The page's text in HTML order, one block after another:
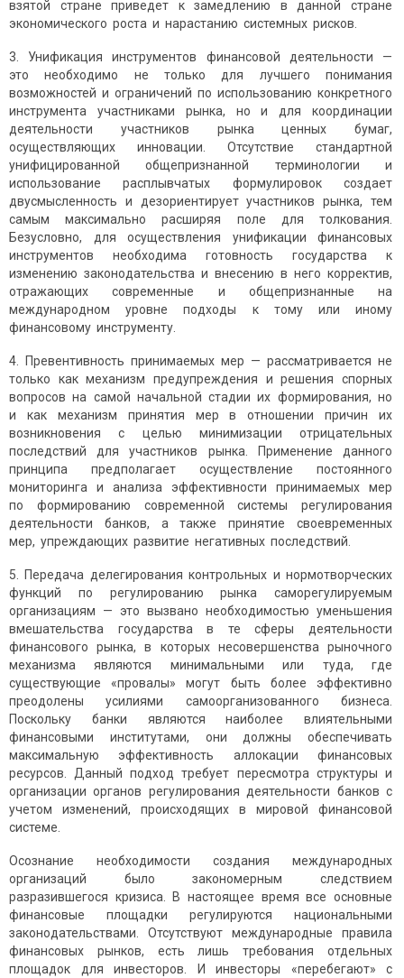
взятой стране приведет к замедлению в данной стране
экономического роста и нарастанию системных рисков.
3. Унификация инструментов финансовой деятельности —
это необходимо не только для лучшего понимания
возможностей и ограничений по использованию конкретного
инструмента участниками рынка, но и для координации
деятельности участников рынка ценных бумаг,
осуществляющих инновации. Отсутствие стандартной
унифицированной общепризнанной терминологии и
использование расплывчатых формулировок создает
двусмысленность и дезориентирует участников рынка, тем
самым максимально расширяя поле для толкования.
Безусловно, для осуществления унификации финансовых
инструментов необходима готовность государства к
изменению законодательства и внесению в него корректив,
отражающих современные и общепризнанные на
международном уровне подходы к тому или иному
финансовому инструменту.
4. Превентивность принимаемых мер — рассматривается не
только как механизм предупреждения и решения спорных
вопросов на самой начальной стадии их формирования, но
и как механизм принятия мер в отношении причин их
возникновения с целью минимизации отрицательных
последствий для участников рынка. Применение данного
принципа предполагает осуществление постоянного
мониторинга и анализа эффективности принимаемых мер
по формированию современной системы регулирования
деятельности банков, а также принятие своевременных
мер, упреждающих развитие негативных последствий.
5. Передача делегирования контрольных и нормотворческих
функций по регулированию рынка саморегулируемым
организациям — это вызвано необходимостью уменьшения
вмешательства государства в те сферы деятельности
финансового рынка, в которых несовершенства рыночного
механизма являются минимальными или туда, где
существующие «провалы» могут быть более эффективно
преодолены усилиями самоорганизованного бизнеса.
Поскольку банки являются наиболее влиятельными
финансовыми институтами, они должны обеспечивать
максимальную эффективность аллокации финансовых
ресурсов. Данный подход требует пересмотра структуры и
организации органов регулирования деятельности банков с
учетом изменений, происходящих в мировой финансовой
системе.
Осознание необходимости создания международных
организаций было закономерным следствием
разразившегося кризиса. В настоящее время все основные
финансовые площадки регулируются национальными
законодательствами. Отсутствуют международные правила
финансовых рынков, есть лишь требования отдельных
площадок для инвесторов. И инвесторы «перебегают» с